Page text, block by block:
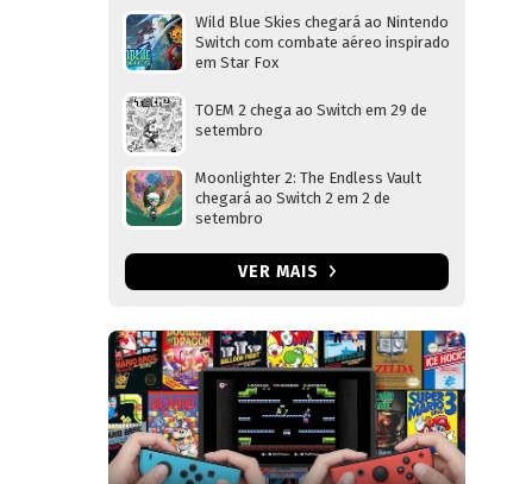
Wild Blue Skies chegará ao Nintendo
Switch com combate aéreo inspirado
em Star Fox
TOEM 2 chega ao Switch em 29 de
setembro
Moonlighter 2: The Endless Vault
chegará ao Switch 2 em 2 de
setembro
VER MAIS